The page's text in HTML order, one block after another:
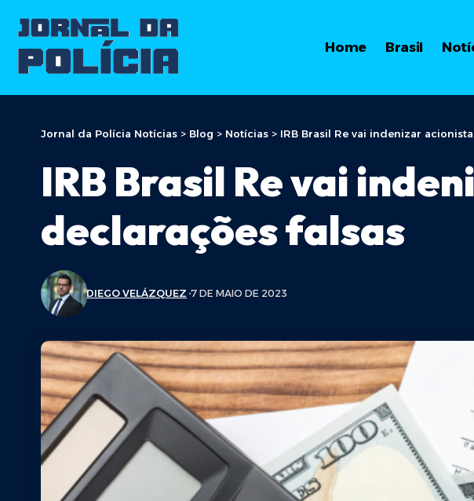
Home Brasil
Jornal da Polícia Notícias > Blog > Notícias > IRB Brasil Re vai indenizar
IRB Brasil Re vai
declarações falsas
DIEGO VELÁZQUEZ 7 DE MAIO DE 2023